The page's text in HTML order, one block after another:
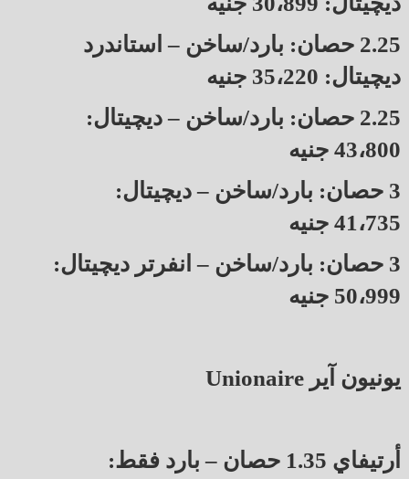
2.25 حصان: بارد/ساخن – استاندرد
ديچيتال: 35،220 جنيه
2.25 حصان: بارد/ساخن – ديچيتال:
43،800 جنيه
3 حصان: بارد/ساخن – ديچيتال:
41،735 جنيه
3 حصان: بارد/ساخن – انفرتر ديچيتال:
50،999 جنيه
يونيون آير Unionaire
أرتيفاي 1.35 حصان – بارد فقط: